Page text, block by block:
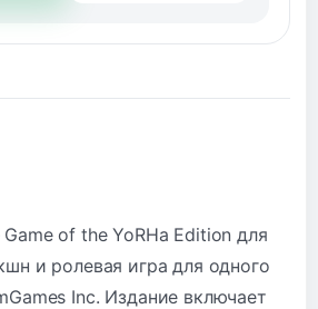
of the YoRHa Edition для
и ролевая игра для одного
Inc. Издание включает